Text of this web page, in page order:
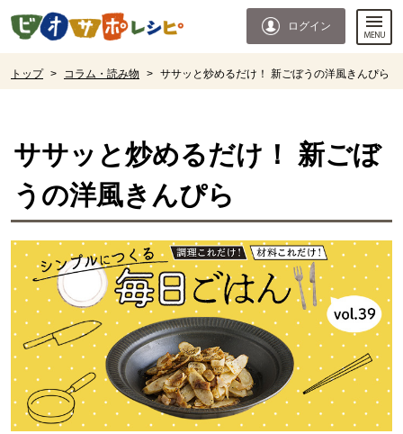
ページの先頭です。
ログイン
トップ > コラム・読み物 > ササッと炒めるだけ！ 新ごぼうの洋風きんぴら
ササッと炒めるだけ！ 新ごぼ
うの洋風きんぴら